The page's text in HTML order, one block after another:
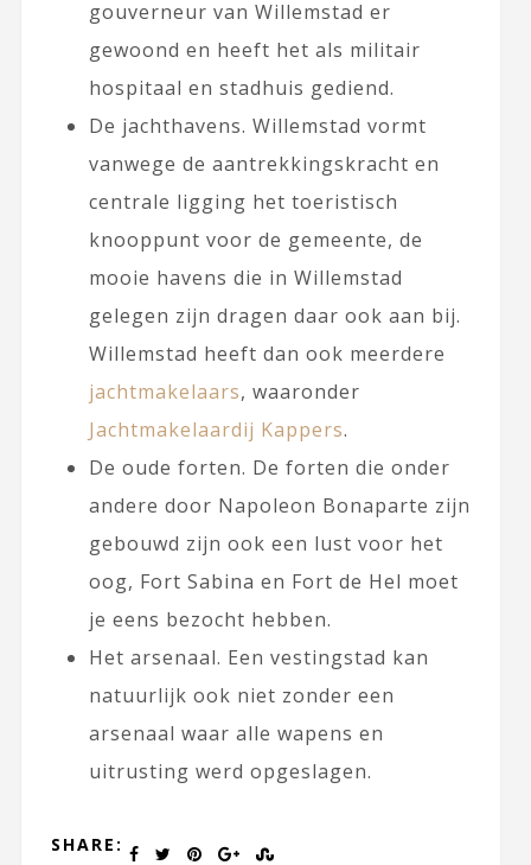
gouverneur van Willemstad er
gewoond en heeft het als militair
hospitaal en stadhuis gediend.
De jachthavens. Willemstad vormt
vanwege de aantrekkingskracht en
centrale ligging het toeristisch
knooppunt voor de gemeente, de
mooie havens die in Willemstad
gelegen zijn dragen daar ook aan bij.
Willemstad heeft dan ook meerdere
jachtmakelaars, waaronder
Jachtmakelaardij Kappers.
De oude forten. De forten die onder
andere door Napoleon Bonaparte zijn
gebouwd zijn ook een lust voor het
oog, Fort Sabina en Fort de Hel moet
je eens bezocht hebben.
Het arsenaal. Een vestingstad kan
natuurlijk ook niet zonder een
arsenaal waar alle wapens en
uitrusting werd opgeslagen.
SHARE: